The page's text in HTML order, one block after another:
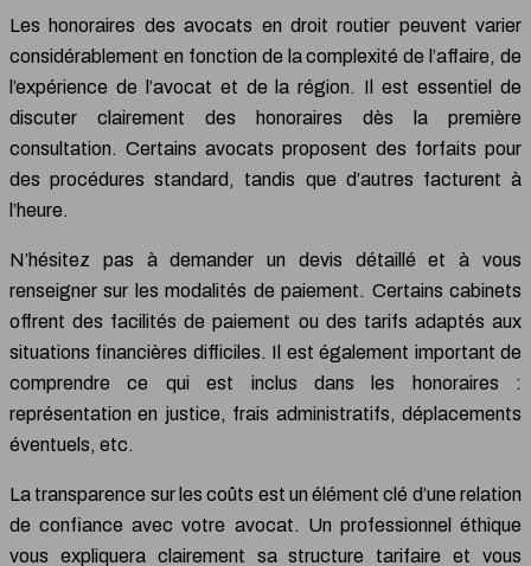
Les honoraires des avocats en droit routier peuvent varier
considérablement en fonction de la complexité de l’affaire, de
l’expérience de l’avocat et de la région. Il est essentiel de
discuter clairement des honoraires dès la première
consultation. Certains avocats proposent des forfaits pour
des procédures standard, tandis que d’autres facturent à
l’heure.
N’hésitez pas à demander un devis détaillé et à vous
renseigner sur les modalités de paiement. Certains cabinets
offrent des facilités de paiement ou des tarifs adaptés aux
situations financières difficiles. Il est également important de
comprendre ce qui est inclus dans les honoraires :
représentation en justice, frais administratifs, déplacements
éventuels, etc.
La transparence sur les coûts est un élément clé d’une relation
de confiance avec votre avocat. Un professionnel éthique
vous expliquera clairement sa structure tarifaire et vous